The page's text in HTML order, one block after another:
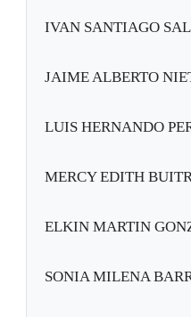
IVAN SANTIAGO
JAIME ALBERTO
LUIS HERNANDO
MERCY EDITH
ELKIN MARTIN
SONIA MILENA